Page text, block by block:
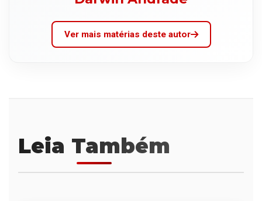
Ver mais matérias deste autor
Leia Também